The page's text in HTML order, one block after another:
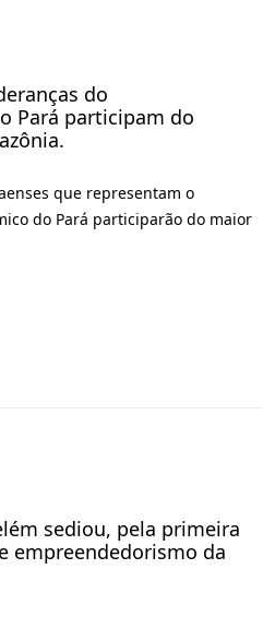
do
Pará participam do
que representam o
do Pará participarão do maior
sediou, pela primeira
empreendedorismo da